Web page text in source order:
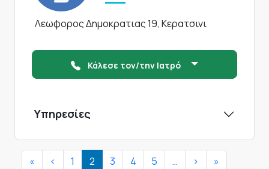
Λεωφορος Δημοκρατιας 19, Κερατσινι
Κάλεσε τον/την Ιατρό
Υπηρεσίες
Σελιδοποίηση
« First page
< Προηγούμενη σελίδα
1 2 3 4 5 … > Next page
»